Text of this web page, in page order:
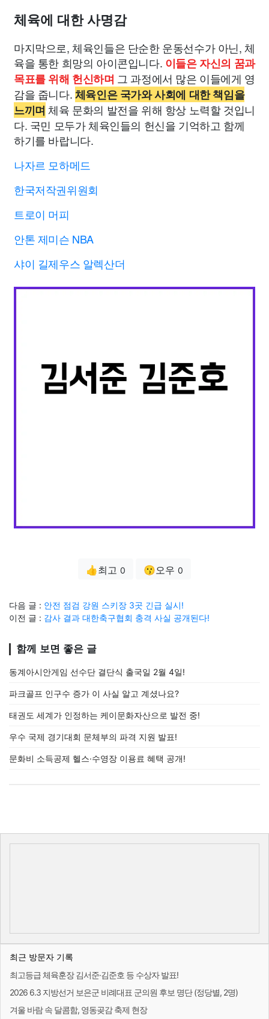
체육에 대한 사명감
마지막으로, 체육인들은 단순한 운동선수가 아닌, 체
육을 통한 희망의 아이콘입니다. 이들은 자신의 꿈과
목표를 위해 헌신하며 그 과정에서 많은 이들에게 영
감을 줍니다.체육인은 국가와 사회에 대한 책임을
느끼며 체육 문화의 발전을 위해 항상 노력할 것입니
다. 국민 모두가 체육인들의 헌신을 기억하고 함께
하기를 바랍니다.
나자르 모하메드
한국저작권위원회
트로이 머피
안톤 제미슨 NBA
샤이 길제우스 알렉산더
👍최고 0 😗오우 0
다음 글 : 안전 점검 강원 스키장 3곳 긴급 실시!
이전 글 : 감사 결과 대한축구협회 충격 사실 공개된다!
함께 보면 좋은 글
동계아시안게임 선수단 결단식 출국일 2월 4일!
파크골프 인구수 증가 이 사실 알고 계셨나요?
태권도 세계가 인정하는 케이문화자산으로 발전 중!
우수 국제 경기대회 문체부의 파격 지원 발표!
문화비 소득공제 헬스·수영장 이용료 혜택 공개!
최근 방문자 기록
최고등급 체육훈장 김서준·김준호 등 수상자 발표!
2026 6.3 지방선거 보은군 비례대표 군의원 후보 명단 (정당별, 2명)
겨울 바람 속 달콤함, 영동곶감 축제 현장